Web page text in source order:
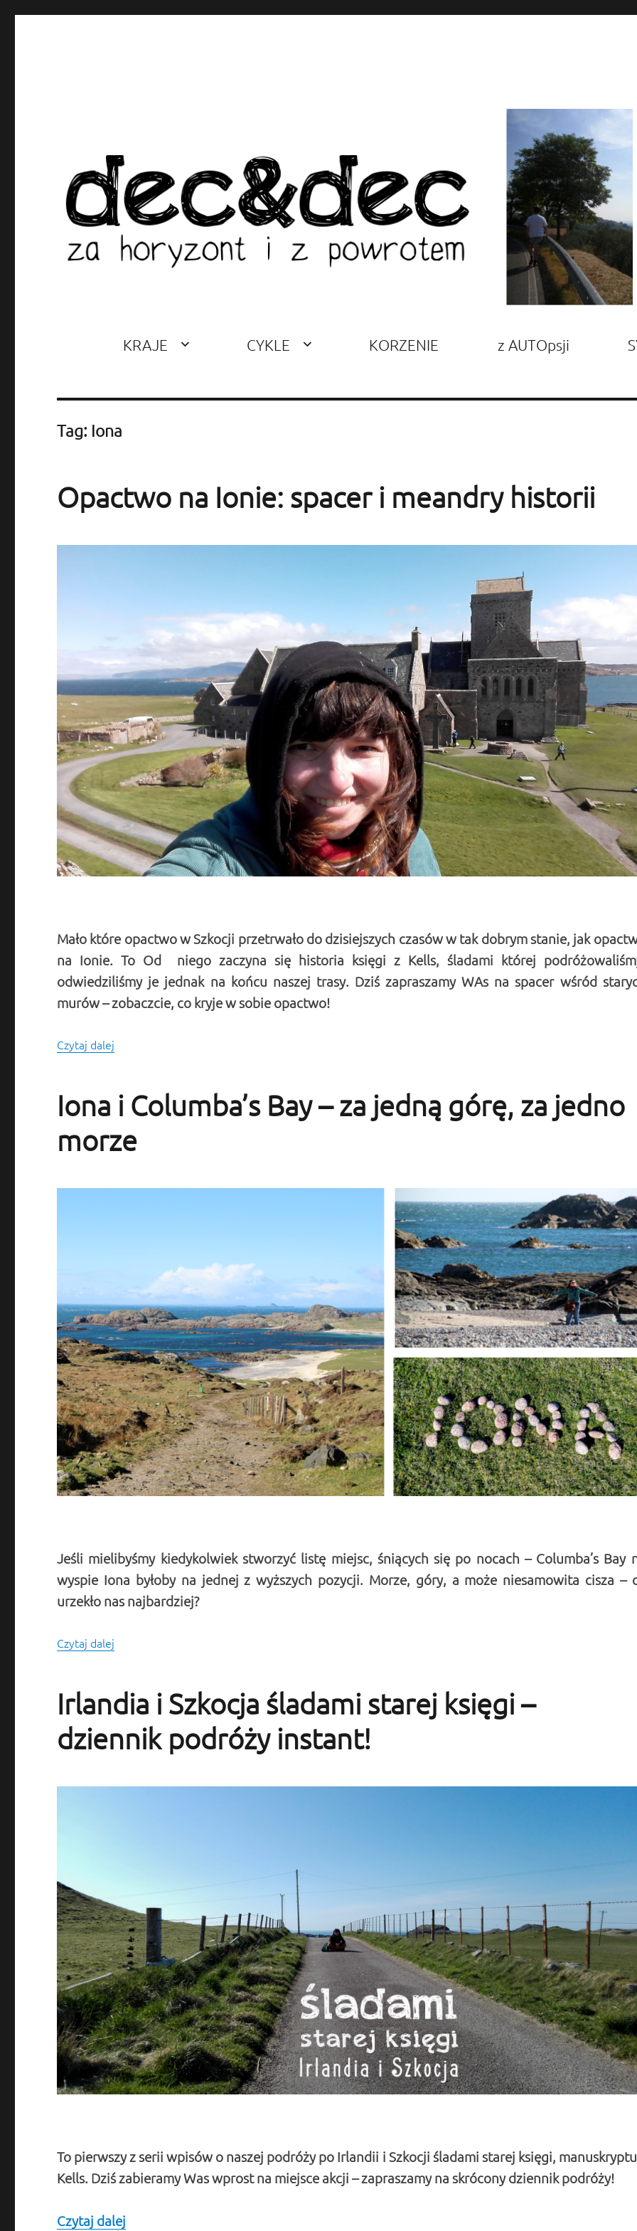
KRAJE CYKLE KORZENIE z AUTOpsji
Tag: Iona
Opactwo na Ionie: spacer i meandry historii
Mało które opactwo w Szkocji przetrwało do dzisiejszych czasów w tak dobrym stanie, jak
na Ionie. To Od niego zaczyna się historia księgi z Kells, śladami której
odwiedziliśmy je jednak na końcu naszej trasy. Dziś zapraszamy WAs na spacer wśród
murów – zobaczcie, co kryje w sobie opactwo!
Czytaj dalej
Iona i Columba’s Bay – za jedną górę, za jedno
morze
Jeśli mielibyśmy kiedykolwiek stworzyć listę miejsc, śniących się po nocach – Columba’s Bay
wyspie Iona byłoby na jednej z wyższych pozycji. Morze, góry, a może niesamowita cisza –
urzekło nas najbardziej?
Czytaj dalej
Irlandia i Szkocja śladami starej księgi –
dziennik podróży instant!
To pierwszy z serii wpisów o naszej podróży po Irlandii i Szkocji śladami starej księgi,
Kells. Dziś zabieramy Was wprost na miejsce akcji – zapraszamy na skrócony dziennik podróży!
Czytaj dalej